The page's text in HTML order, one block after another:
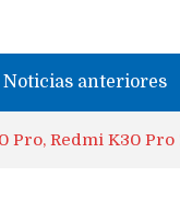
Noticias anteriores
Redmi K30